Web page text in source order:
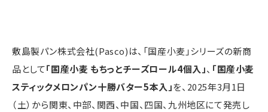
敷島製パン株式会社(Pasco)は、「国産小麦」シリーズの新商
品として「国産小麦 もちっとチーズロール4個入」、 「国産小麦
スティックメロンパン十勝バター5本入」を、2025年3月1日
（土）から関東、中部、関西、中国、四国、九州地区にて発売し